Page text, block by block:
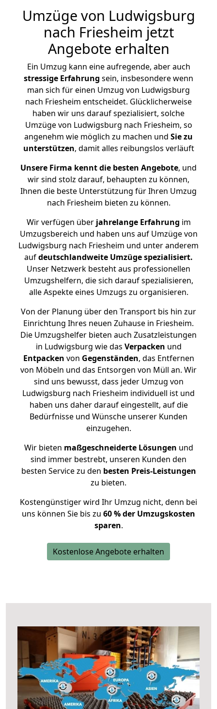
Umzüge von Ludwigsburg
nach Friesheim jetzt
Angebote erhalten
Ein Umzug kann eine aufregende, aber auch
stressige Erfahrung sein, insbesondere wenn
man sich für einen Umzug von Ludwigsburg
nach Friesheim entscheidet. Glücklicherweise
haben wir uns darauf spezialisiert, solche
Umzüge von Ludwigsburg nach Friesheim, so
angenehm wie möglich zu machen und Sie zu
unterstützen, damit alles reibungslos verläuft
Unsere Firma kennt die besten Angebote, und
wir sind stolz darauf, behaupten zu können,
Ihnen die beste Unterstützung für Ihren Umzug
nach Friesheim bieten zu können.
Wir verfügen überjahrelange Erfahrung im
Umzugsbereich und haben uns auf Umzüge von
Ludwigsburg nach Friesheim und unter anderem
aufdeutschlandweite Umzüge spezialisiert.
Unser Netzwerk besteht aus professionellen
Umzugshelfern, die sich darauf spezialisieren,
alle Aspekte eines Umzugs zu organisieren.
Von der Planung über den Transport bis hin zur
Einrichtung Ihres neuen Zuhause in Friesheim.
Die Umzugshelfer bieten auch Zusatzleistungen
in Ludwigsburg wie das Verpacken und
Entpacken von Gegenständen, das Entfernen
von Möbeln und das Entsorgen von Müll an. Wir
sind uns bewusst, dass jeder Umzug von
Ludwigsburg nach Friesheim individuell ist und
haben uns daher darauf eingestellt, auf die
Bedürfnisse und Wünsche unserer Kunden
einzugehen.
Wir bieten maßgeschneiderte Lösungen und
sind immer bestrebt, unseren Kunden den
besten Service zu den besten Preis-Leistungen
zu bieten.
Kostengünstiger wird Ihr Umzug nicht, denn bei
uns können Sie bis zu 60 % der Umzugskosten
sparen.
Kostenlose Angebote erhalten